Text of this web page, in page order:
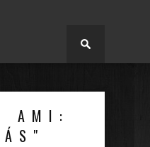
AMI: